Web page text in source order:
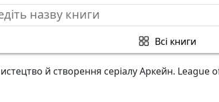
Всі книги
й створення серіалу Аркейн. League